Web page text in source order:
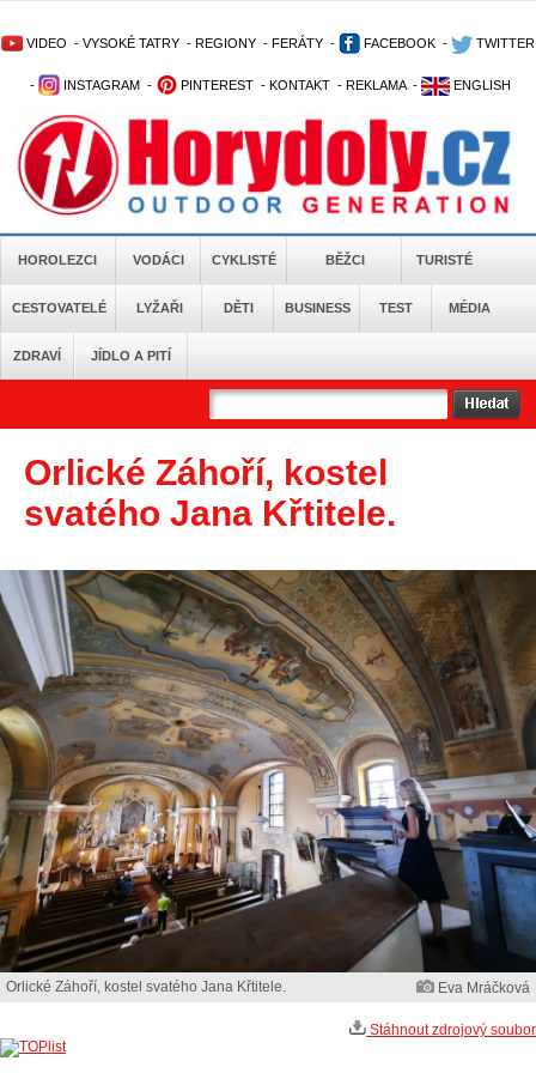
VIDEO - VYSOKÉ TATRY - REGIONY - FERÁTY - FACEBOOK - TWITTER
- INSTAGRAM - PINTEREST - KONTAKT - REKLAMA - ENGLISH
HOROLEZCI VODÁCI CYKLISTÉ BĚŽCI TURISTÉ
CESTOVATELÉ LYŽAŘI DĚTI BUSINESS TEST MÉDIA
ZDRAVÍ JÍDLO A PITÍ
Orlické Záhoří, kostel
svatého Jana Křtitele.
Orlické Záhoří, kostel svatého Jana Křtitele. Eva Mráčková
Stáhnout zdrojový soubor